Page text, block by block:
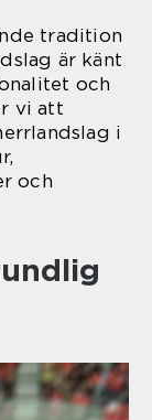
tradition
är känt
och
vi att
i
och